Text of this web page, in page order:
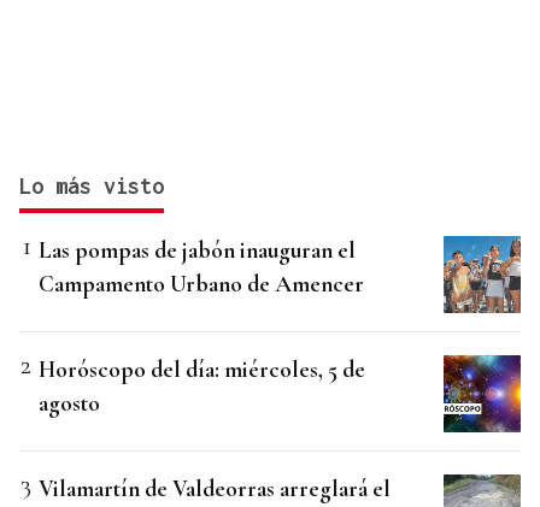
Lo más visto
Las pompas de jabón inauguran el
Campamento Urbano de Amencer
Horóscopo del día: miércoles, 5 de
agosto
Vilamartín de Valdeorras arreglará el